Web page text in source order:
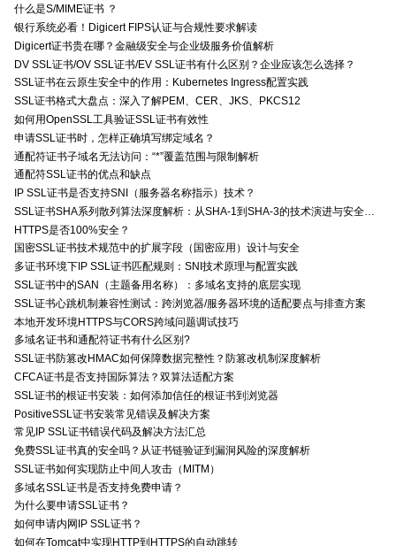
什么是S/MIME证书 ？
银行系统必看！Digicert FIPS认证与合规性要求解读
Digicert证书贵在哪？金融级安全与企业级服务价值解析
DV SSL证书/OV SSL证书/EV SSL证书有什么区别？企业应该怎么选择？
SSL证书在云原生安全中的作用：Kubernetes Ingress配置实践
SSL证书格式大盘点：深入了解PEM、CER、JKS、PKCS12
如何用OpenSSL工具验证SSL证书有效性
申请SSL证书时，怎样正确填写绑定域名？
通配符证书子域名无法访问：“*”覆盖范围与限制解析
通配符SSL证书的优点和缺点
IP SSL证书是否支持SNI（服务器名称指示）技术？
SSL证书SHA系列散列算法深度解析：从SHA-1到SHA-3的技术演进与安全特性
HTTPS是否100%安全？
国密SSL证书技术规范中的扩展字段（国密应用）设计与安全
多证书环境下IP SSL证书匹配规则：SNI技术原理与配置实践
SSL证书中的SAN（主题备用名称）：多域名支持的底层实现
SSL证书心跳机制兼容性测试：跨浏览器/服务器环境的适配要点与排查方案
本地开发环境HTTPS与CORS跨域问题调试技巧
多域名证书和通配符证书有什么区别?
SSL证书防篡改HMAC如何保障数据完整性？防篡改机制深度解析
CFCA证书是否支持国际算法？双算法适配方案
SSL证书的根证书安装：如何添加信任的根证书到浏览器
PositiveSSL证书安装常见错误及解决方案
常见IP SSL证书错误代码及解决方法汇总
免费SSL证书真的安全吗？从证书链验证到漏洞风险的深度解析
SSL证书如何实现防止中间人攻击（MITM）
多域名SSL证书是否支持免费申请？
为什么要申请SSL证书？
如何申请内网IP SSL证书？
如何在Tomcat中实现HTTP到HTTPS的自动跳转